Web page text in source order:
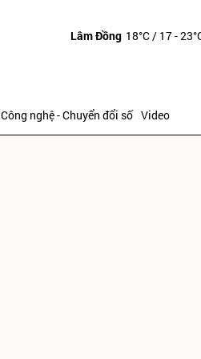
Lâm Đồng 18°C/ 17 -
Công nghệ - Chuyển đổi số Video